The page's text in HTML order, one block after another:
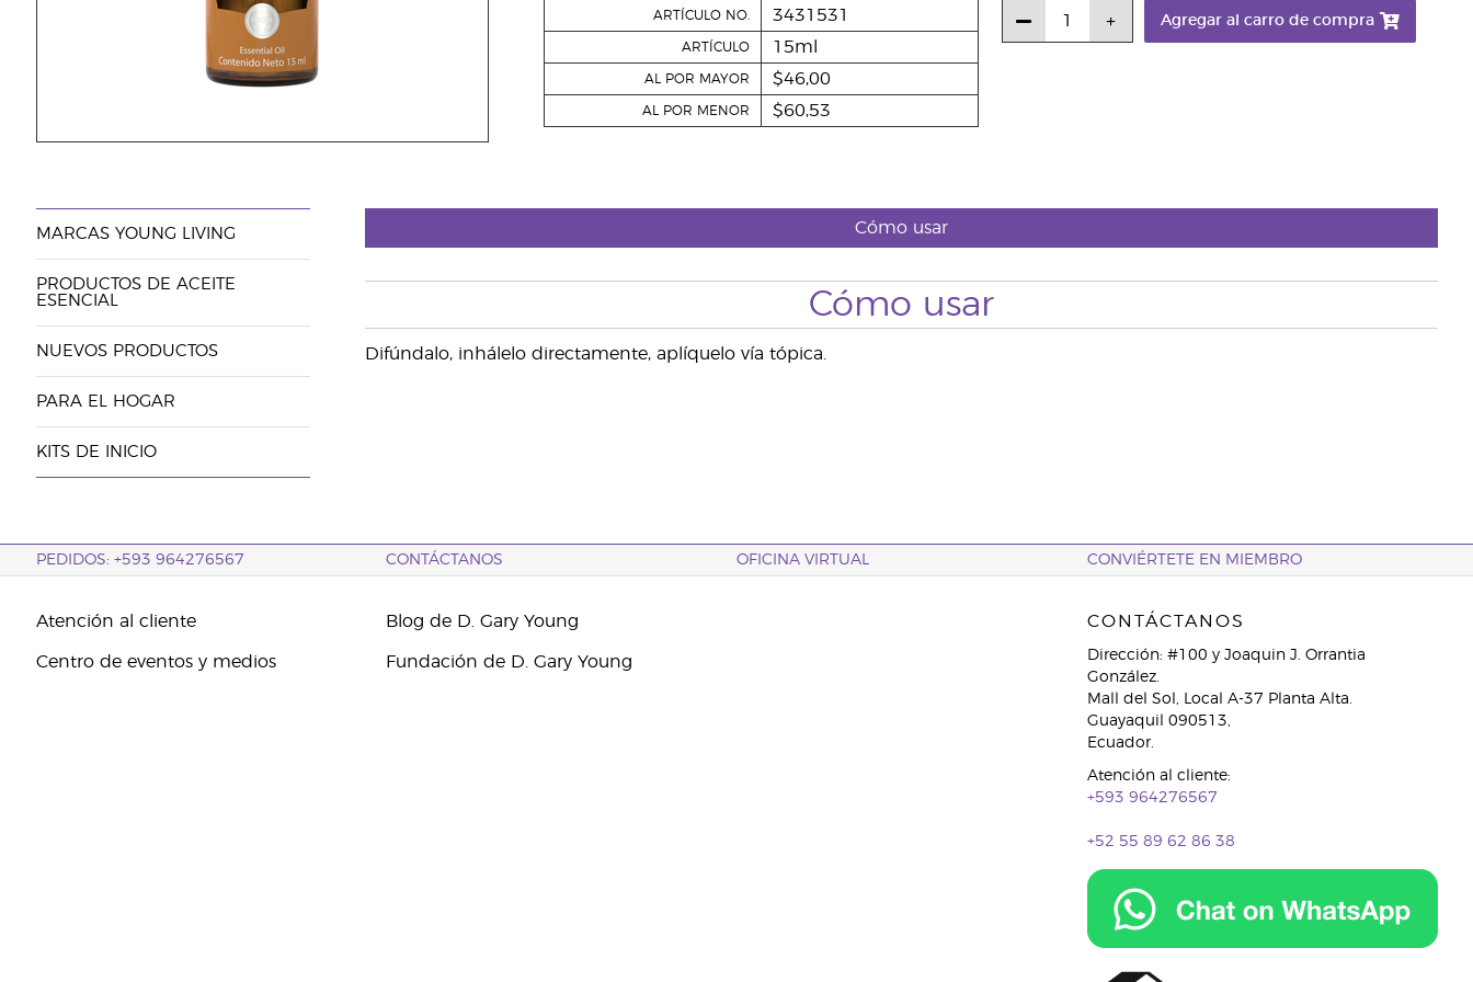
ARTÍCULO NO. 3431531
ARTÍCULO 15ml
AL POR MAYOR $46,00
AL POR MENOR $60,53
Agregar al carro de compra
MARCAS YOUNG LIVING
PRODUCTOS DE ACEITE
ESENCIAL
NUEVOS PRODUCTOS
PARA EL HOGAR
KITS DE INICIO
Cómo usar
Cómo usar
Difúndalo, inhálelo directamente, aplíquelo vía tópica.
PEDIDOS: +593 964276567 CONTÁCTANOS OFICINA VIRTUAL CONVIÉRTETE EN MIEMBRO
Atención al cliente
Centro de eventos y medios
Blog de D. Gary Young
Fundación de D. Gary Young
CONTÁCTANOS
Dirección: #100 y Joaquin J. Orrantia
González.
Mall del Sol, Local A-37 Planta Alta.
Guayaquil 090513,
Ecuador.
Atención al cliente:
+593 964276567
+52 55 89 62 86 38